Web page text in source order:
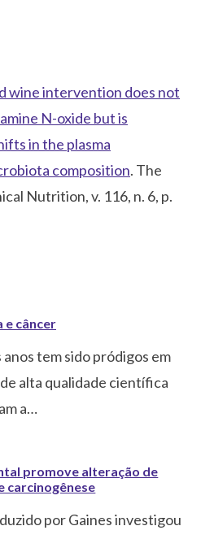
wine intervention does not
N-oxide but is
in the plasma
composition. The
Nutrition, v. 116, n. 6, p.
câncer
anos tem sido pródigos em
alta qualidade científica
a…
promove alteração de
carcinogênese
por Gaines investigou